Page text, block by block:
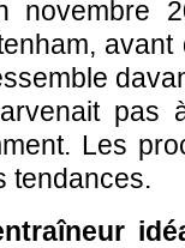
novembre
pas
Les
tendances.